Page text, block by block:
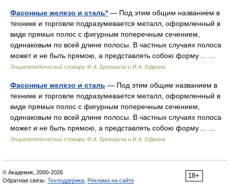
Фасонные железо и сталь*— Под этим общим названием в
технике и торговле подразумевается металл, оформленный в
виде прямых полос с фигурным поперечным сечением,
одинаковым по всей длине полосы. В частных случаях полоса
может и не быть прямою, а представлять собою форму… …
Энциклопедический словарь Ф.А. Брокгауза и И.А. Ефрона
Фасонные железо и сталь — Под этим общим названием в
технике и торговле подразумевается металл, оформленный в
виде прямых полос с фигурным поперечным сечением,
одинаковым по всей длине полосы. В частных случаях полоса
может и не быть прямою, а представлять собою форму… …
Энциклопедический словарь Ф.А. Брокгауза и И.А. Ефрона
18+
© Академик, 2000-2026
Обратная связь: Техподдержка Реклама на сайте